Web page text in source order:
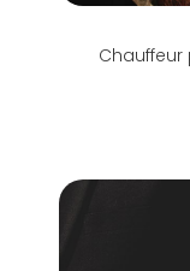
Chauffeur